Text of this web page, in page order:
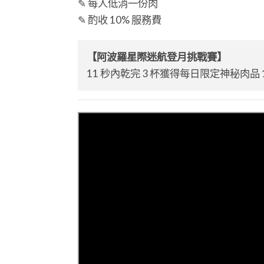
✎ 每人低消一份肉
✎ 酌收 10% 服務費
【阿波羅星際迷航登月挑戰賽】
11 秒內乾完 3 杯獲得每日限定神秘肉品